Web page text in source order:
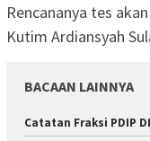
Rencananya tes
Kutim Ardiansyah
BACAAN LAINNYA
Catatan Fraksi PDIP